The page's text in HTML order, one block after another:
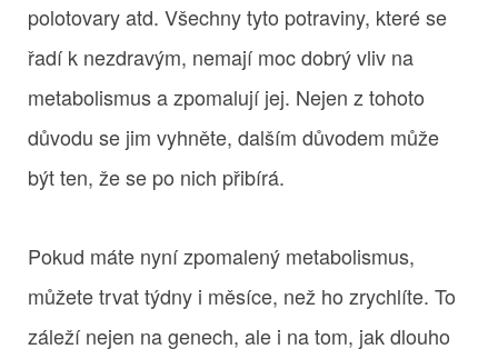
polotovary atd. Všechny tyto potraviny, které se
řadí k nezdravým, nemají moc dobrý vliv na
metabolismus a zpomalují jej. Nejen z tohoto
důvodu se jim vyhněte, dalším důvodem může
být ten, že se po nich přibírá.
Pokud máte nyní zpomalený metabolismus,
můžete trvat týdny i měsíce, než ho zrychlíte. To
záleží nejen na genech, ale i na tom, jak dlouho